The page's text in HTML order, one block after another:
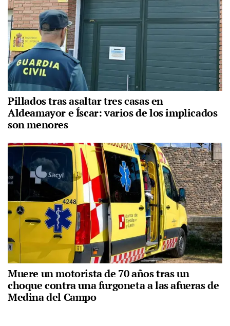
Pillados tras asaltar tres casas en
Aldeamayor e Íscar: varios de los implicados
son menores
Muere un motorista de 70 años tras un
choque contra una furgoneta a las afueras de
Medina del Campo